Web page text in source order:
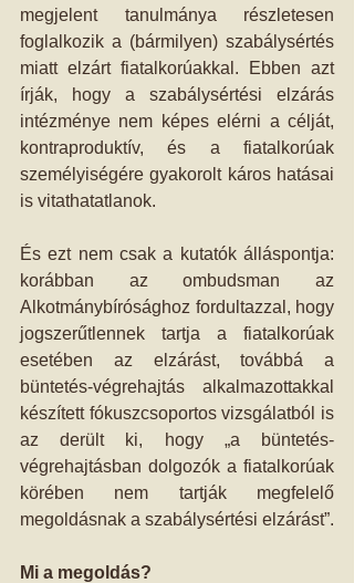
megjelent tanulmánya részletesen
foglalkozik a (bármilyen) szabálysértés
miatt elzárt fiatalkorúakkal. Ebben azt
írják, hogy a szabálysértési elzárás
intézménye nem képes elérni a célját,
kontraproduktív, és a fiatalkorúak
személyiségére gyakorolt káros hatásai
is vitathatatlanok.
És ezt nem csak a kutatók álláspontja:
korábban az ombudsman az
Alkotmánybírósághoz fordultazzal, hogy
jogszerűtlennek tartja a fiatalkorúak
esetében az elzárást, továbbá a
büntetés-végrehajtás alkalmazottakkal
készített fókuszcsoportos vizsgálatból is
az derült ki, hogy „a büntetés-
végrehajtásban dolgozók a fiatalkorúak
körében nem tartják megfelelő
megoldásnak a szabálysértési elzárást”.
Mi a megoldás?